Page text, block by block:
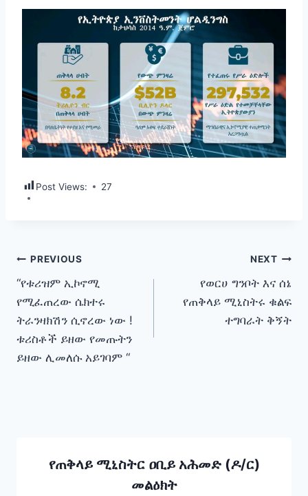
እያንቀሳቀሰ ይገኛል።
Post Views: 27
Post
navigation
PREVIOUS
“የቱሪዝም ኢኮኖሚ
የሚፈጠረው ሴክተሩ
ትራንዛክሽን ሲኖረው ነው !
ቱሪስቶች ይዘው የመጡትን
ይዘው ሊመለሱ አይገባም “
NEXT
የወርሀ ግንቦት እና ሰኔ
የጠቅላይ ሚኒስትሩ ቁልፍ
ተግባራት ቅኝት
የጠቅላይ ሚኒስትር ዐቢይ አሕመድ (ዶ/ር)
መልዕክት